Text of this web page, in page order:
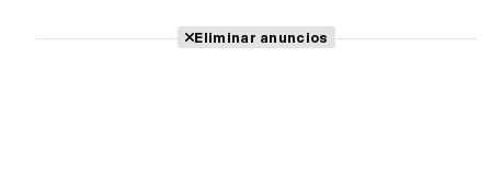
Eliminar anuncios